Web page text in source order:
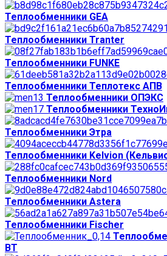
Теплообменники GEA
Теплообменники Tranter
Теплообменники FUNKE
Теплообменники Теплотекс АПВ
Теплообменники ОПЭКС
Теплообменники
Теплообменники Этра
Теплообменники Kelvion
Теплообменники Nord
Теплообменники Astera
Теплообменники Fischer
ВТ